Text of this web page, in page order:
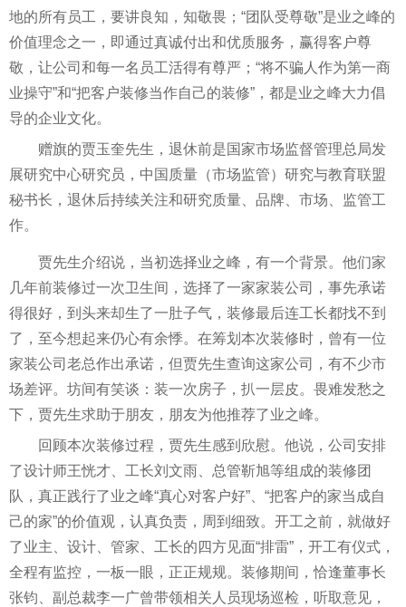
地的所有员工，要讲良知，知敬畏；“团队受尊敬”是业之峰的
价值理念之一，即通过真诚付出和优质服务，赢得客户尊
敬，让公司和每一名员工活得有尊严；“将不骗人 作为第一商
业操守”和“把客户装修当作自己的装修”，都是业之峰大力倡
导的企业文化。
赠旗的贾玉奎先生，退休前是国家市场监督管理总 局发
展研究中心研究员， 中国 质量（市场监管）研究与教育联盟
秘书长，退休后持续关注和研究质量、品牌、市场、监管工
作。
贾先生介绍说，当初选择业之峰，有一个背景。他们家
几年前装修过一次卫生间，选择了一家家装公司，事先承诺
得很好，到头来却生了一肚子气，装修最后连工长都找不到
了，至今想起来仍心有余悸。在筹划本次装修时，曾有一位
家装公司老总作出承诺，但贾先生查询这家公司，有不少市
场差评。坊间有笑谈：装一次房子，扒一层皮。畏难发愁之
下，贾先生求助于朋友，朋友为他推荐了业之峰。
回顾本次装修过程，贾先生感到欣慰。他说，公司安排
了设计师王恍才、工长刘文雨、 总管靳旭等组成的装修团
队，真正践行了业之峰“真心对客户好”、“把客户的家当成自
己的家”的价值观，认真负责，周到细致。开工之前，就做好
了业主、设计、管家、工长的四方见面“排雷”，开工有仪式，
全程有监控，一板一眼，正正规规。装修期间，恰逢董事长
张钧、副 总裁李一广曾带领相关人员现场巡检，听取意见，